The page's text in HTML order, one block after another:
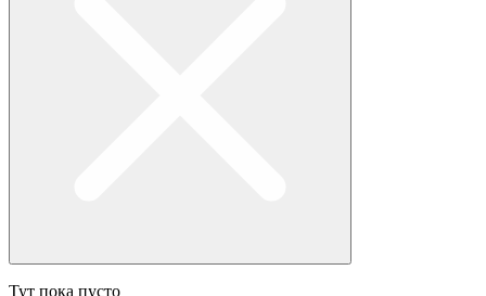
Тут пока пусто